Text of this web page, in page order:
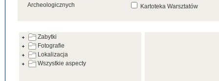
Archeologicznych
Kartoteka Warsztatów
Zabytki
Fotografie
Lokalizacja
Wszystkie aspecty